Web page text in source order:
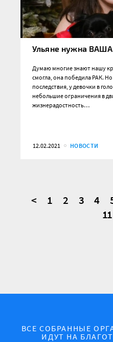
Ульяне нужна
Думаю многие знают нашу
смогла, она победила РАК.
последствия, у девочки в
небольшие ограничения в
жизнерадостность…
12.02.2021 НОВОСТИ
< 1 2 3 4
11
ВСЕ СОБРАННЫЕ
ИДУТ НА